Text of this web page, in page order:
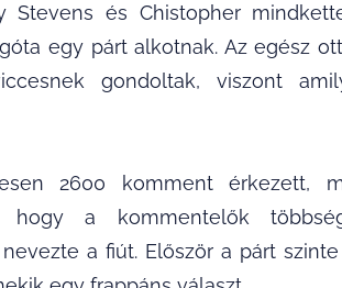
Stevens és Chistopher
egy párt alkotnak. Az egész
gondoltak, viszont
2600 komment érkezett,
hogy a kommentelők
a fiút. Először a párt